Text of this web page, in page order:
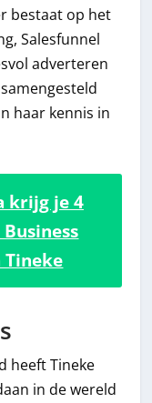
bestaat op het
Salesfunnel
adverteren
haar kennis in
krijg je 4
Tineke
heeft Tineke
in de wereld